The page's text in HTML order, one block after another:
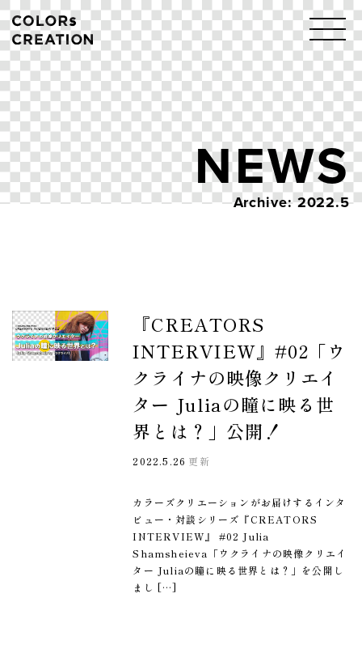
Skip
content
NEWS
Archive: 2022.5
『CREATORS
INTERVIEW』#02「ウ
クライナの映像クリエイ
ター Juliaの瞳に映る世
界とは？」公開！
2022.5.26 更新
カラーズクリエーションがお届けするインタ
ビュー・対談シリーズ『CREATORS
INTERVIEW』 #02 Julia
Shamsheieva「ウクライナの映像クリエイ
ター Juliaの瞳に映る世界とは？」を公開し
まし […]